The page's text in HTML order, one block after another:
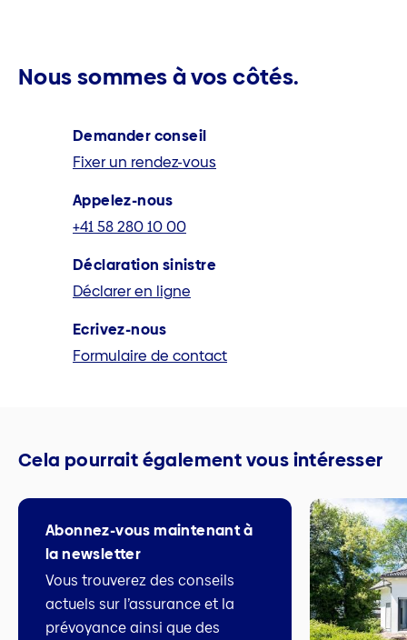
Nous sommes à vos côtés.
Demander conseil
Fixer un rendez-vous
Appelez-nous
+41 58 280 10 00
Déclaration sinistre
Déclarer en ligne
Ecrivez-nous
Formulaire de contact
Cela pourrait également vous intéresser
Abonnez-vous maintenant à
la newsletter
Vous trouverez des conseils
actuels sur l’assurance et la
prévoyance ainsi que des